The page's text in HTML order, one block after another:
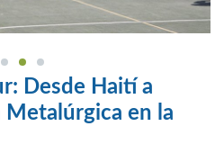
Desde Haití a
en la